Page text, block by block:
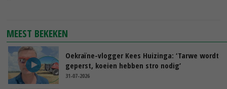
MEEST BEKEKEN
Oekraïne-vlogger Kees Huizinga: ‘Tarwe wordt
geperst, koeien hebben stro nodig’
31-07-2026